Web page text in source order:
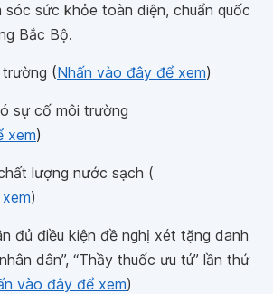
sức khỏe toàn diện, chuẩn quốc
Bắc Bộ.
(Nhấn vào đây để xem)
sự cố môi trường
xem)
lượng nước sạch (
)
đủ điều kiện đề nghị xét tặng danh
dân”, “Thầy thuốc ưu tú” lần thứ
vào đây để xem)